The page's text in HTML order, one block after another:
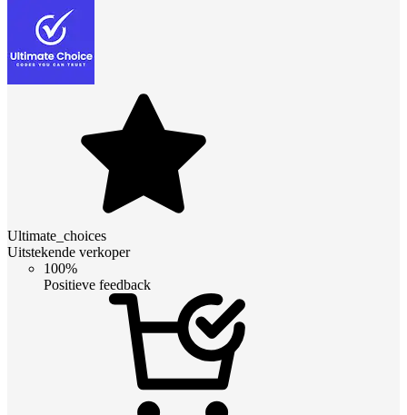
Ultimate_choices
Uitstekende verkoper
100%
Positieve feedback